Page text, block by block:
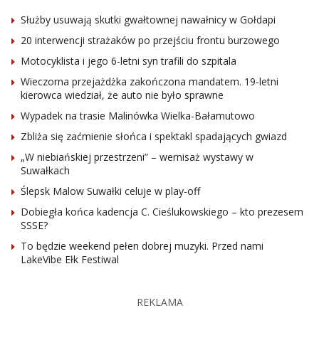
Służby usuwają skutki gwałtownej nawałnicy w Gołdapi
20 interwencji strażaków po przejściu frontu burzowego
Motocyklista i jego 6-letni syn trafili do szpitala
Wieczorna przejażdżka zakończona mandatem. 19-letni
kierowca wiedział, że auto nie było sprawne
Wypadek na trasie Malinówka Wielka-Bałamutowo
Zbliża się zaćmienie słońca i spektakl spadających gwiazd
„W niebiańskiej przestrzeni” – wernisaż wystawy w
Suwałkach
Ślepsk Malow Suwałki celuje w play-off
Dobiegła końca kadencja C. Cieślukowskiego – kto prezesem
SSSE?
To będzie weekend pełen dobrej muzyki. Przed nami
LakeVibe Ełk Festiwal
REKLAMA